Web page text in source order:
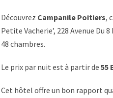
Découvrez Campanile Poitiers,
Petite Vacherie’, 228 Avenue Du
48 chambres.
Le prix par nuit est à partir de 55
Cet hôtel offre un bon rapport